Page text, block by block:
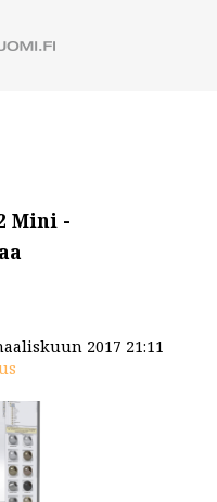
Mini -
2017 21:11